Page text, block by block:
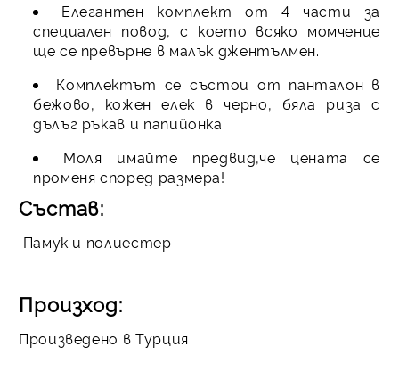
Елегантен комплект от 4 части за
специален повод, с което всяко момченце
ще се превърне в малък джентълмен.
Комплектът се състои от панталон в
бежово, кожен елек в черно, бяла риза с
дълъг ръкав и папийонка.
Моля имайте предвид,че цената се
променя според размера!
Състав:
Памук и полиестер
Произход:
Произведено в Турция